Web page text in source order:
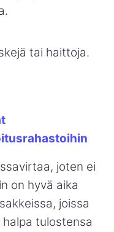
tai haittoja.
joten ei
on hyvä aika
joissa
tulostensa